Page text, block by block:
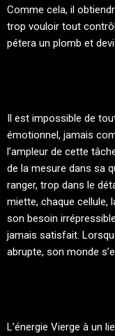
Comme cela, il
trop vouloir tout
pétera un plomb et
Il est impossible de
émotionnel, jamais
l’ampleur de cette
de la mesure dans sa
ranger, trop dans le
miette, chaque cellule,
son besoin
jamais satisfait.
abrupte, son monde
L’énergie Vierge à un